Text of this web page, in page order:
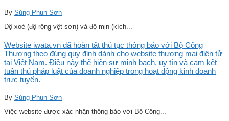
By Súng Phun Sơn
Độ xoè (độ rộng vệt sơn) và độ mịn (kích...
Website iwata.vn đã hoàn tất thủ tục thông báo với Bộ Công
Thương theo đúng quy định dành cho website thương mại điện tử
tại Việt Nam. Điều này thể hiện sự minh bạch, uy tín và cam kết
tuân thủ pháp luật của doanh nghiệp trong hoạt động kinh doanh
trực tuyến.
By Súng Phun Sơn
Việc website được xác nhận thông báo với Bộ Công...